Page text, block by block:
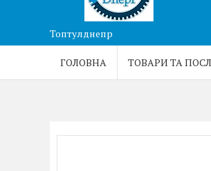
Топтулднепр
ГОЛОВНА ТОВАРИ ТА